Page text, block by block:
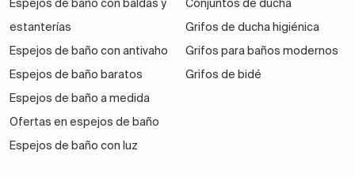
Espejos de baño con baldas y
estanterías
Espejos de baño con antivaho
Espejos de baño baratos
Espejos de baño a medida
Ofertas en espejos de baño
Espejos de baño con luz
Conjuntos de ducha
Grifos de ducha higiénica
Grifos para baños modernos
Grifos de bidé